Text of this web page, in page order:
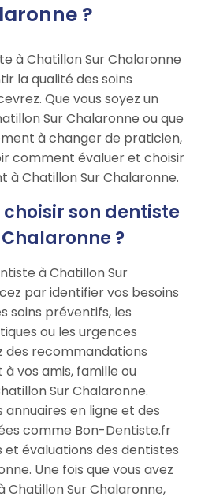
?
à Chatillon Sur Chalaronne
la qualité des soins
Que vous soyez un
Sur Chalaronne ou que
à changer de praticien,
comment évaluer et choisir
Chatillon Sur Chalaronne.
son dentiste
?
à Chatillon Sur
par identifier vos besoins
soins préventifs, les
ou les urgences
des recommandations
vos amis, famille ou
Sur Chalaronne.
en ligne et des
comme Bon-Dentiste.fr
et évaluations des dentistes
Une fois que vous avez
Chatillon Sur Chalaronne,